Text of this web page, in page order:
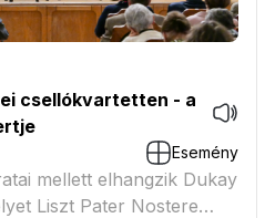
csellókvartetten - a
Esemény
mellett elhangzik Dukay
Liszt Pater Nostere